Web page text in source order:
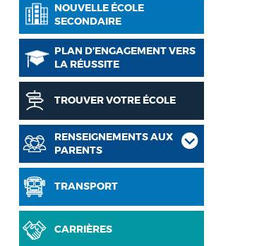
NOUVELLE ÉCOLE
SECONDAIRE
PLAN D’ENGAGEMENT VERS
LA RÉUSSITE
TROUVER VOTRE ÉCOLE
RENSEIGNEMENTS AUX
PARENTS
TRANSPORT
CARRIÈRES